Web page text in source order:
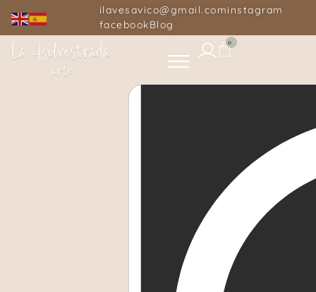
ilavesavico@gmail.cominstagram
facebookBlog
0